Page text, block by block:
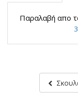
Παραλαβή απο